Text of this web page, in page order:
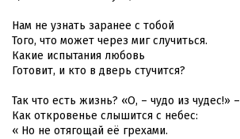
Нам не узнать заранее с тобой
Того, что может через миг случиться.
Какие испытания любовь
Готовит, и кто в дверь стучится?
Так что есть жизнь? «О, – чудо из чудес!» –
Как откровенье слышится с небес:
« Но не отягощай её грехами.